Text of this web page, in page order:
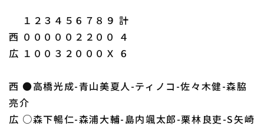
１２３４５６７８９ 計
西 ０００００２２００ ４
広 １００３２０００Ｘ ６
西 ●高橋光成-青山美夏人-ティノコ-佐々木健-森脇
亮介
広 ○森下暢仁-森浦大輔-島内颯太郎-栗林良吏-S矢崎